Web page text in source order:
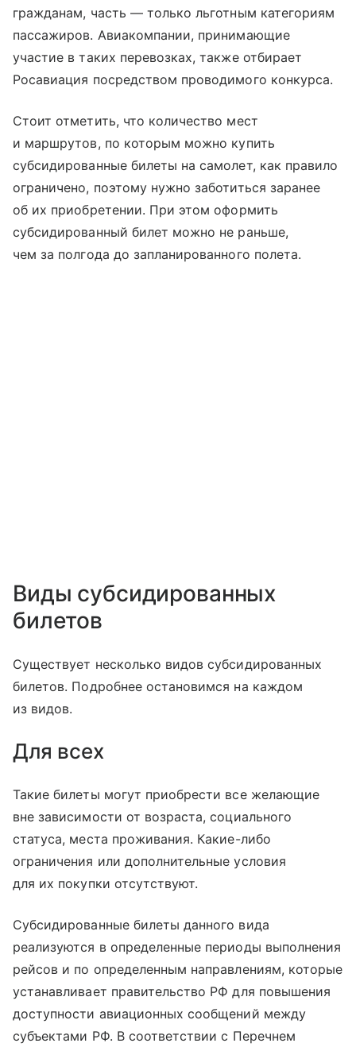
гражданам, часть — только льготным категориям
пассажиров. Авиакомпании, принимающие
участие в таких перевозках, также отбирает
Росавиация посредством проводимого конкурса.
Стоит отметить, что количество мест
и маршрутов, по которым можно купить
субсидированные билеты на самолет, как правило
ограничено, поэтому нужно заботиться заранее
об их приобретении. При этом оформить
субсидированный билет можно не раньше,
чем за полгода до запланированного полета.
Виды субсидированных
билетов
Существует несколько видов субсидированных
билетов. Подробнее остановимся на каждом
из видов.
Для всех
Такие билеты могут приобрести все желающие
вне зависимости от возраста, социального
статуса, места проживания. Какие-либо
ограничения или дополнительные условия
для их покупки отсутствуют.
Субсидированные билеты данного вида
реализуются в определенные периоды выполнения
рейсов и по определенным направлениям, которые
устанавливает правительство РФ для повышения
доступности авиационных сообщений между
субъектами РФ. В соответствии с Перечнем